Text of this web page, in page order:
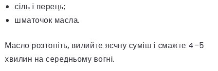
сіль і перець;
шматочок масла.
Масло розтопіть, вилийте яєчну суміш і смажте 4–5
хвилин на середньому вогні.